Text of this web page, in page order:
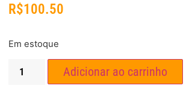
R$100.50
Em estoque
Adicionar ao carrinho